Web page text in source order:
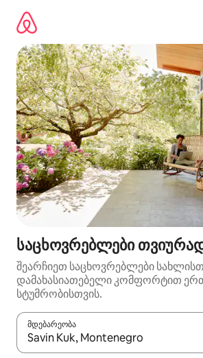
გადასვლა
საცხოვრებლები
შეარჩიეთ საცხოვრებლები
დამახასიათებელი კომფორტით
სტუმრობისთვის.
მდებარეობა
როცა შედეგები ხელმისაწვდომი